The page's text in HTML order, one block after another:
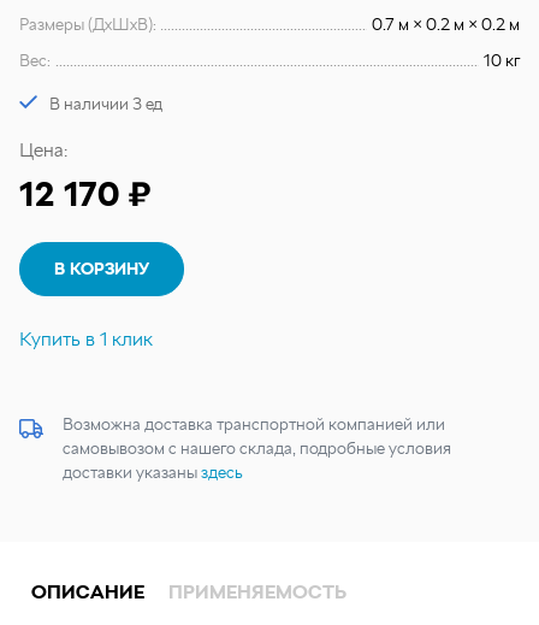
Размеры (ДхШхВ):
0.7 м × 0.2 м × 0.2 м
Вес:
10 кг
В наличии 3 ед
Цена:
12 170 ₽
В КОРЗИНУ
Купить в 1 клик
Возможна доставка транспортной компанией или
самовывозом с нашего склада, подробные условия
доставки указаныздесь
ОПИСАНИЕ ПРИМЕНЯЕМОСТЬ